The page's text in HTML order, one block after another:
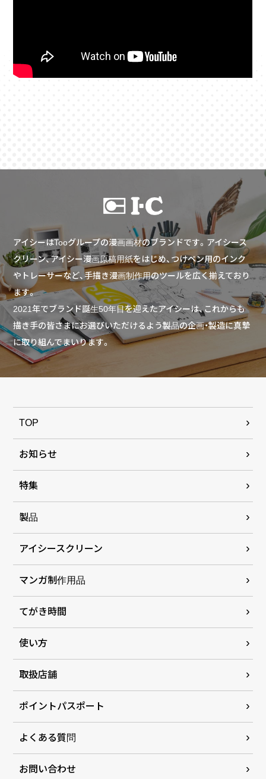
アイシーはTooグループの漫画画材のブランドです。アイシース
クリーン、アイシー漫画原稿用紙をはじめ、つけペン用のインク
やトレーサーなど、手描き漫画制作用のツールを広く揃えており
ます。
2021年でブランド誕生50年目を迎えたアイシーは、これからも
描き手の皆さまにお選びいただけるよう製品の企画・製造に真摯
に取り組んでまいります。
TOP
お知らせ
特集
製品
アイシースクリーン
マンガ制作用品
てがき時間
使い方
取扱店舗
ポイントパスポート
よくある質問
お問い合わせ